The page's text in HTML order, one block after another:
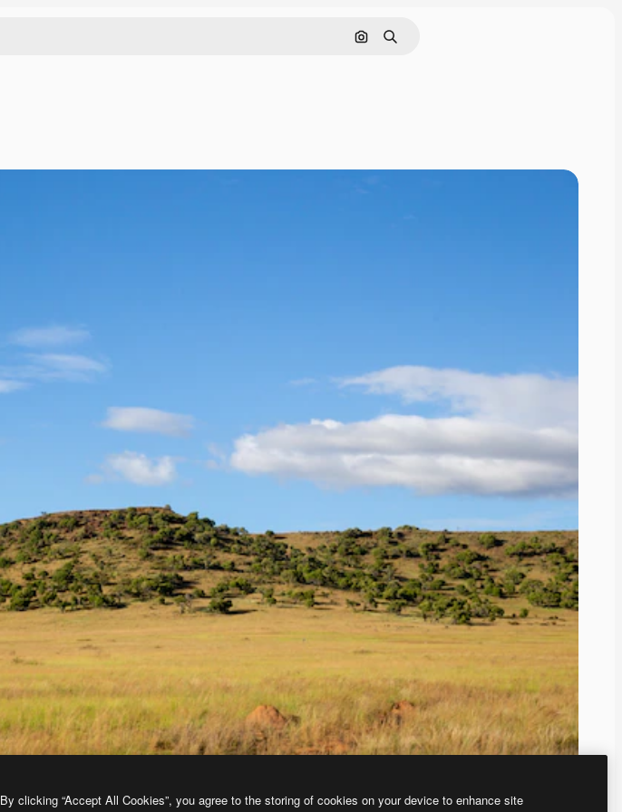
画像で検索
検索
By clicking “Accept All Cookies”, you agree to the storing of cookies on your device to enhance site